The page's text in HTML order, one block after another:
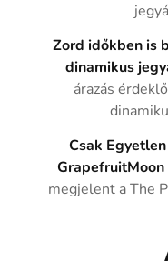
Zord időkben is
dinamikus
árazás
Csak
GrapefruitMoon
megjelent a The